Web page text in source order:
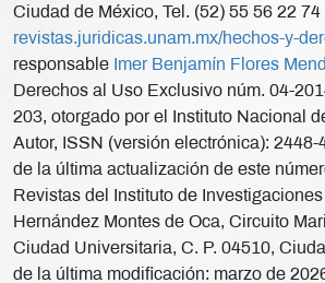
Ciudad de México, Tel. (52) 55 56 22 74
revistas.juridicas.unam.mx/hechos-y-
responsable Imer Benjamín Flores
Derechos al Uso Exclusivo núm. 04-
203, otorgado por el Instituto Nacional
Autor, ISSN (versión electrónica):
de la última actualización de este
Revistas del Instituto de
Hernández Montes de Oca, Circuito
Ciudad Universitaria, C. P. 04510,
de la última modificación: marzo de